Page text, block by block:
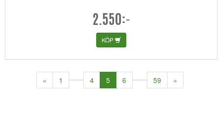
2.550:-
KÖP
« 1 4 5(current)
6 59 »